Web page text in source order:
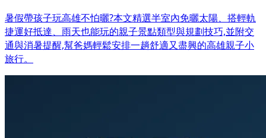
暑假帶孩子玩高雄不怕曬?本文精選半室內免曬太陽、搭輕軌
捷運好抵達、雨天也能玩的親子景點類型與規劃技巧,並附交
通與消暑提醒,幫爸媽輕鬆安排一趟舒適又盡興的高雄親子小
旅行。